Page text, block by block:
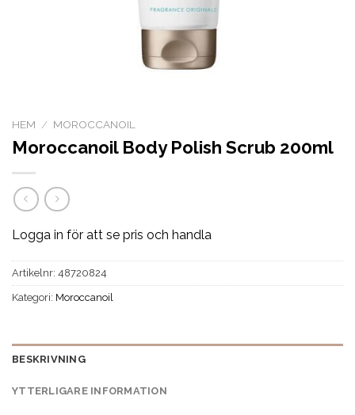
HEM / MOROCCANOIL
Moroccanoil Body Polish Scrub 200ml
Logga in för att se pris och handla
Artikelnr: 48720824
Kategori: Moroccanoil
BESKRIVNING
YTTERLIGARE INFORMATION